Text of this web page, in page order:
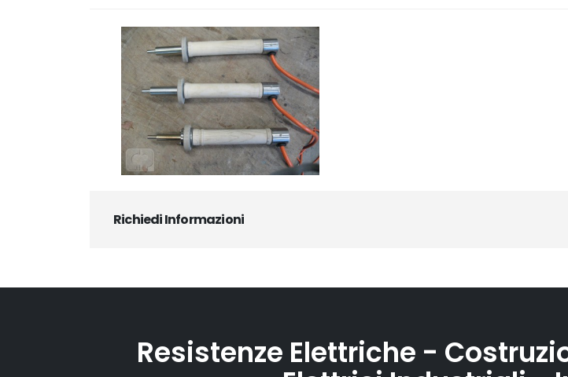
Richiedi Informazioni
Resistenze Elettriche -